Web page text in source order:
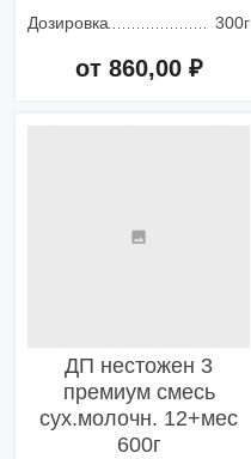
Дозировка 300г
от 860,00 ₽
ДП нестожен 3
премиум смесь
сух.молочн. 12+мес
600г